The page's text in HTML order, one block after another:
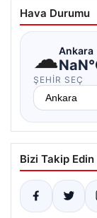
Hava Durumu
☁Ankara
ŞEHIR SEÇ
Bizi Takip Edin